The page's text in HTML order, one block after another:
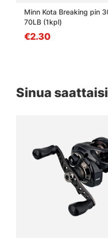
Minn Kota Breaking pin
70LB (1kpl)
€2.30
Sinua